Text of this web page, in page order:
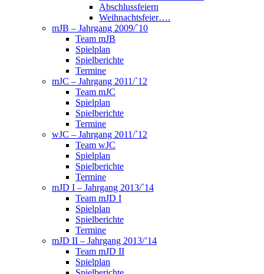
Abschlussfeiern
Weihnachtsfeier….
mJB – Jahrgang 2009/`10
Team mJB
Spielplan
Spielberichte
Termine
mJC – Jahrgang 2011/`12
Team mJC
Spielplan
Spielberichte
Termine
wJC – Jahrgang 2011/`12
Team wJC
Spielplan
Spielberichte
Termine
mJD I – Jahrgang 2013/`14
Team mJD I
Spielplan
Spielberichte
Termine
mJD II – Jahrgang 2013/’14
Team mJD II
Spielplan